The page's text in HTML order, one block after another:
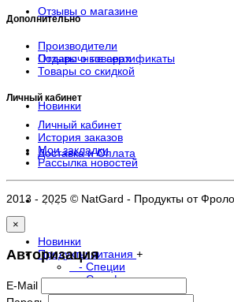
Отзывы о магазине
Отзывы о товарах
Новинки
Доставка и Оплата
. . .
Новинки
Продукты питания +
- Специи
- Сухофрукты
- Уксус натуральный
Дополнительно
Производители
Подарочные сертификаты
Товары со скидкой
Личный кабинет
Личный кабинет
История заказов
Мои закладки
Рассылка новостей
2013 - 2025 © NatGard - Продукты от
×
Авторизация
E-Mail